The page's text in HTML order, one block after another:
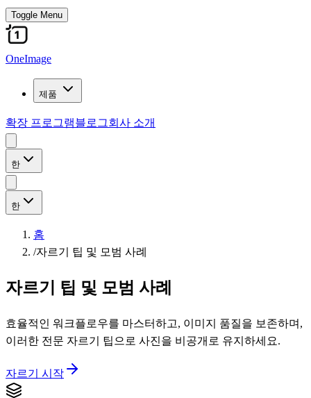
Toggle Menu
OneImage
제품
확장 프로그램블로그회사 소개
한
한
홈
/자르기 팁 및 모범 사례
자르기 팁 및 모범 사례
효율적인 워크플로우를 마스터하고, 이미지 품질을 보존하며,
이러한 전문 자르기 팁으로 사진을 비공개로 유지하세요.
자르기 시작